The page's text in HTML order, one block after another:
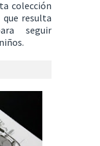
colección
resulta
seguir